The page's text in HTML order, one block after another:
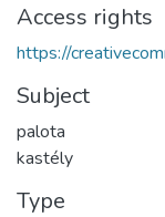
Access rights
https://
Subject
palota
kastély
Type